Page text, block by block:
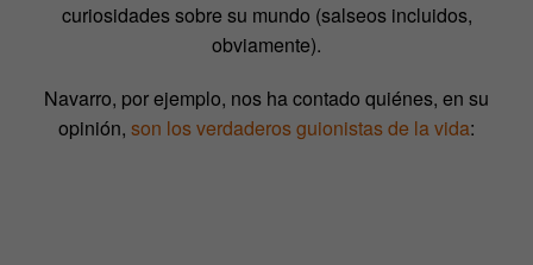
curiosidades sobre su mundo (salseos incluidos,
obviamente).
Navarro, por ejemplo, nos ha contado quiénes, en su
opinión, son los verdaderos guionistas de la vida: